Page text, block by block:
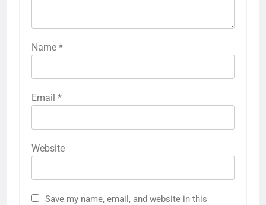
Name *
Email *
Website
Save my name, email, and website in this